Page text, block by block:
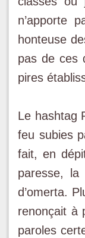
n’apporte
honteuse
pas de ces
pires
Le hashtag
feu subies
fait, en
paresse,
d’omerta.
renonçait à
paroles